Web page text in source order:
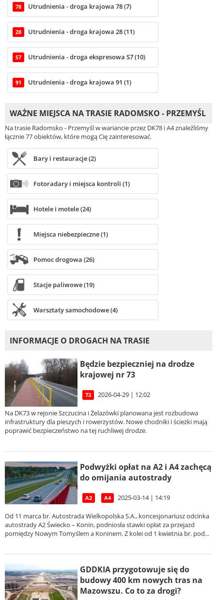
78 Utrudnienia - droga krajowa 78 (7)
28 Utrudnienia - droga krajowa 28 (11)
S7 Utrudnienia - droga ekspresowa S7 (10)
91 Utrudnienia - droga krajowa 91 (1)
WAŻNE MIEJSCA NA TRASIE RADOMSKO - PRZEMYŚL
Na trasie Radomsko - Przemyśl w wariancie przez DK78 i A4 znaleźliśmy
łącznie 77 obiektów, które mogą Cię zainteresować.
Bary i restauracje (2)
Fotoradary i miejsca kontroli (1)
Hotele i motele (24)
Miejsca niebezpieczne (1)
Pomoc drogowa (26)
Stacje paliwowe (19)
Warsztaty samochodowe (4)
INFORMACJE O DROGACH NA TRASIE
Będzie bezpieczniej na drodze
krajowej nr 73
73 2026-04-29 | 12:02
Na DK73 w rejonie Szczucina i Żelazówki planowana jest rozbudowa
infrastruktury dla pieszych i rowerzystów. Nowe chodniki i ścieżki mają
poprawić bezpieczeństwo na tej ruchliwej drodze.
Podwyżki opłat na A2 i A4 zachęcą
do omijania autostrady
A2 A4 2025-03-14 | 14:19
Od 11 marca br. Autostrada Wielkopolska S.A., koncesjonariusz odcinka
autostrady A2 Świecko – Konin, podniosła stawki opłat za przejazd
pomiędzy Nowym Tomyślem a Koninem. Z kolei od 1 kwietnia br. pod...
GDDKIA przygotowuje się do
budowy 400 km nowych tras na
Mazowszu. Co to za drogi?